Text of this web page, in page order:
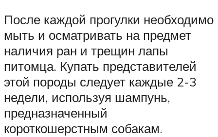
После каждой прогулки необходимо
мыть и осматривать на предмет
наличия ран и трещин лапы
питомца. Купать представителей
этой породы следует каждые 2-3
недели, используя шампунь,
предназначенный
короткошерстным собакам.